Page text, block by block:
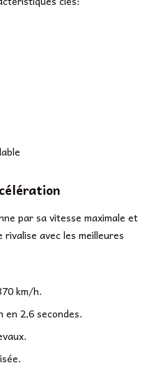
par sa vitesse maximale et
avec les meilleures
km/h.
en 2,6 secondes.